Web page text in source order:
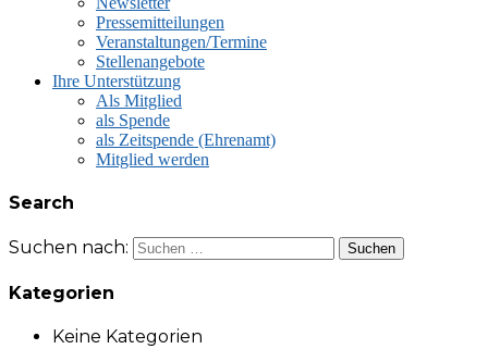
Pressemitteilungen
Veranstaltungen/Termine
Stellenangebote
Ihre Unterstützung
Als Mitglied
als Spende
als Zeitspende (Ehrenamt)
Mitglied werden
Search
Suchen nach:
Kategorien
Keine Kategorien